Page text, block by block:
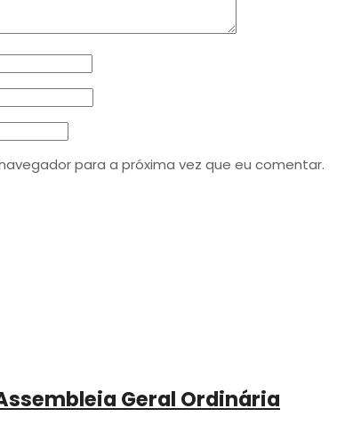
para a próxima vez que eu comentar.
Geral Ordinária